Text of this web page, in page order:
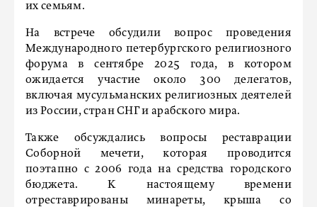
их семьям.
На встрече обсудили вопрос проведения
Международного петербургского религиозного
форума в сентябре 2025 года, в котором
ожидается участие около 300 делегатов,
включая мусульманских религиозных деятелей
из России, стран СНГ и арабского мира.
Также обсуждались вопросы реставрации
Соборной мечети, которая проводится
поэтапно с 2006 года на средства городского
бюджета. К настоящему времени
отреставрированы минареты, крыша со